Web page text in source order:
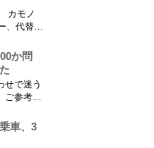
置して
のポジ
あとから
、代替文
制限が
字が増
スにな
１月には
追加され
か問
せで迷う
参考に
子がサ
レンズ
車、3